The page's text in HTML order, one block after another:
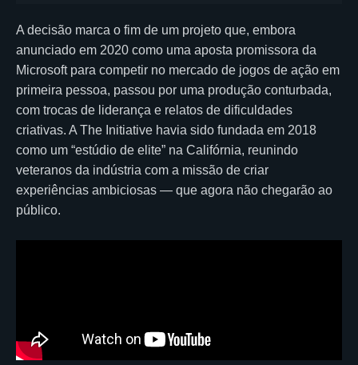
A decisão marca o fim de um projeto que, embora
anunciado em 2020 como uma aposta promissora da
Microsoft para competir no mercado de jogos de ação em
primeira pessoa, passou por uma produção conturbada,
com trocas de liderança e relatos de dificuldades
criativas. A The Initiative havia sido fundada em 2018
como um “estúdio de elite” na Califórnia, reunindo
veteranos da indústria com a missão de criar
experiências ambiciosas — que agora não chegarão ao
público.